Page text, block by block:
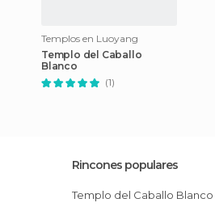
Templos en Luoyang
Templo del Caballo
Blanco
(1)
Rincones populares
Templo del Caballo Blanco